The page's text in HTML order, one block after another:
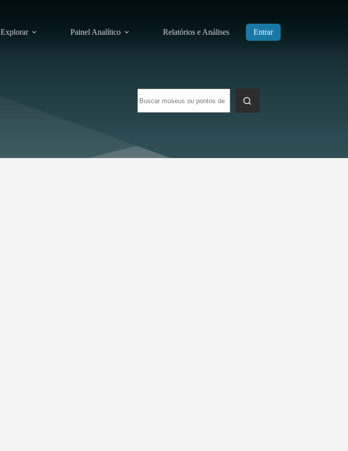
Explorar Painel Analítico Relatórios e Análises Entrar
resultados